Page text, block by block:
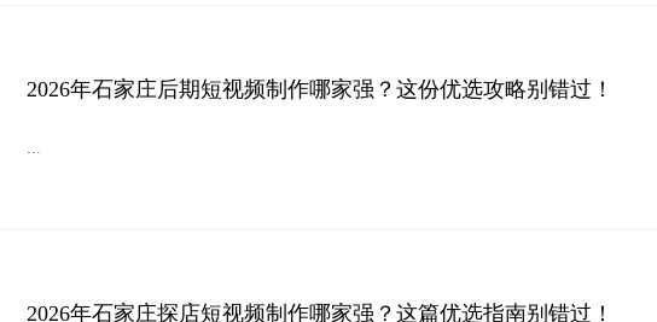
2026年石家庄后期短视频制作哪家强？这份优选攻略别错过！
2026年石家庄探店短视频制作哪家强？这篇优选指南别错过！